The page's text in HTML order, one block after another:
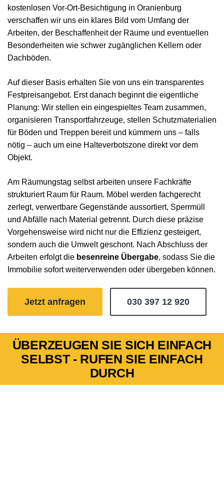
kostenlosen Vor-Ort-Besichtigung in Oranienburg
verschaffen wir uns ein klares Bild vom Umfang der
Arbeiten, der Beschaffenheit der Räume und eventuellen
Besonderheiten wie schwer zugänglichen Kellern oder
Dachböden.
Auf dieser Basis erhalten Sie von uns ein transparentes
Festpreisangebot. Erst danach beginnt die eigentliche
Planung: Wir stellen ein eingespieltes Team zusammen,
organisieren Transportfahrzeuge, stellen Schutzmaterialien
für Böden und Treppen bereit und kümmern uns – falls
nötig – auch um eine Halteverbotszone direkt vor dem
Objekt.
Am Räumungstag selbst arbeiten unsere Fachkräfte
strukturiert Raum für Raum. Möbel werden fachgerecht
zerlegt, verwertbare Gegenstände aussortiert, Sperrmüll
und Abfälle nach Material getrennt. Durch diese präzise
Vorgehensweise wird nicht nur die Effizienz gesteigert,
sondern auch die Umwelt geschont. Nach Abschluss der
Arbeiten erfolgt die besenreine Übergabe, sodass Sie die
Immobilie sofort weiterverwenden oder übergeben können.
Jetzt anfragen 030 397 12 920
ÜBERZEUGEN SIE SICH EINFACH
SELBST - RUFEN SIE EINFACH
DURCH